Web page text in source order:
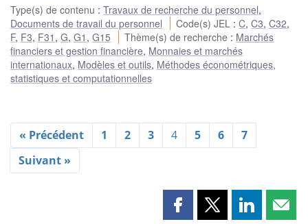
Type(s) de contenu : Travaux de recherche du personnel,
Documents de travail du personnel
Code(s) JEL :C,C3,C32,
F, F3, F31 , G, G1 , G15 Thème(s) de recherche : Marchés
financiers et gestion financière, Monnaies et marchés
internationaux, Modèles et outils, Méthodes économétriques,
statistiques et computationnelles
« Précédent 1 2 3 4 5 6
7
Suivant »
PartagerPartagerPartager